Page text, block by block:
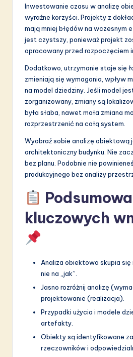
Inwestowanie czasu w analizę
wyraźne korzyści. Projekty z
mają mniej błędów na wczesnym
jest czystszy, ponieważ projekt
opracowany przed rozpoczęciem
Dodatkowo, utrzymanie staje się
zmieniają się wymagania, wpływ
na model dziedziny. Jeśli model
zorganizowany, zmiany są
była słaba, nawet mała zmiana
rozprzestrzenić na całą system.
Wyobraź sobie analizę obiektową
architektoniczny budynku. Nie
bez planu. Podobnie nie
produkcyjnego bez analizy
kluczowych
Analiza obiektowa skupia się
nie na „jak”.
Jasno rozróżnij analizę
projektowanie (realizacja).
Przypadki użycia i modele
artefakty.
Obiekty są identyfikowane
rzeczowników i